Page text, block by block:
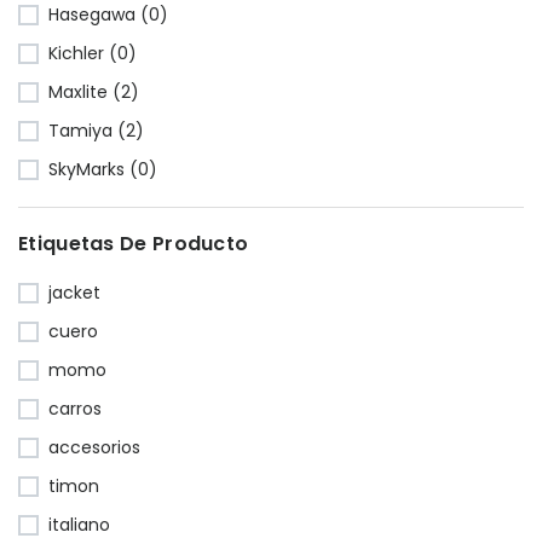
Hasegawa (0)
Kichler (0)
Maxlite (2)
Tamiya (2)
SkyMarks (0)
Etiquetas De Producto
jacket
cuero
momo
carros
accesorios
timon
italiano